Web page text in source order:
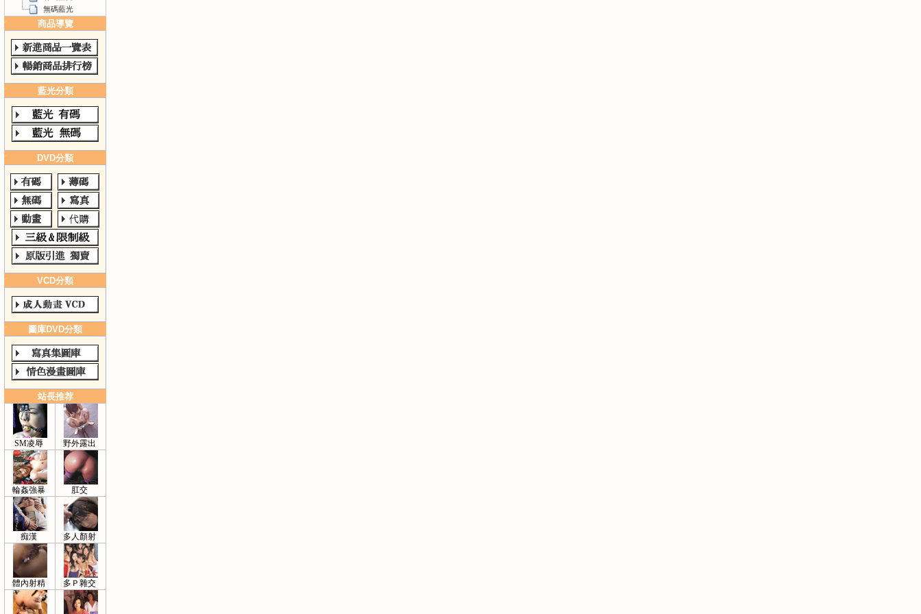
無碼藍光
商品導覽
藍光分類
DVD分類
VCD分類
圖庫DVD分類
站長推荐
SM凌辱 野外露出
輪姦強暴 肛交
痴漢 多人顏射
體內射精 多Ｐ雜交